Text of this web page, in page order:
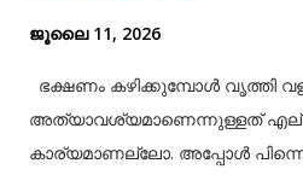
ജൂലൈ 11, 2026
ഭക്ഷണം കഴിക്കുമ്പോൾ വൃത്തി
അത്യാവശ്യമാണെന്നുള്ളത്
കാര്യമാണല്ലോ. അപ്പോൾ